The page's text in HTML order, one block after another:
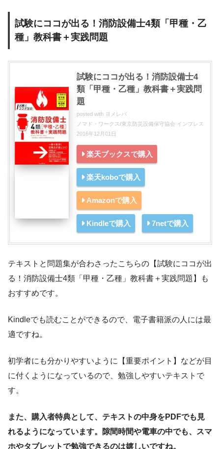
試験にココが出る！消防設備士4類「甲種・乙
種」教科書＋実践問題
試験にココが出る！消防設備士4
類「甲種・乙種」教科書＋実践問
題
posted with ヨメレバ
ノマド・ワークス/東京防災設備保守協会 インプレス
2016年12月01日
楽天ブックスで購入
楽天koboで購入
Amazonで購入
Kindleで購入 7netで購入
テキストと問題集が合わさったこちらの【試験にココが出
る！消防設備士4類「甲種・乙種」教科書＋実践問題】も
おすすめです。
Kindleでも読むことができるので、電子書籍派の人には最
適ですね。
初学者にも分かりやすいように【重要ポイント】などが目
に付くようになっているので、勉強しやすいテキストで
す。
また、購入者特典として、テキストの中身をPDFでも見
れるようになっています。隙間時間や電車の中でも、スマ
ホやタブレットで勉強できるのは嬉しいですね。